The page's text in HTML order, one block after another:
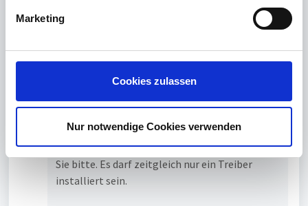
a
Marketing
Cookies zulassen
Nur notwendige Cookies verwenden
nächsten Treiber-Update zu erwerten?
Guten Tag Armin Hiller,
Treiberversion cyberJack DriverPackage 1.3.1.
Die cyberJack BaseComponents deinstallieren
Sie bitte. Es darf zeitgleich nur ein Treiber
installiert sein.